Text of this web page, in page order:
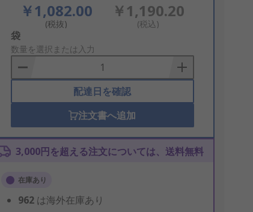
￥1,082.00
(税抜)
￥1,190.20
(税込)
Add
to
Basket
袋
数量を選択または入力
配達日を確認
注文書へ追加
3,000円を超える注文については、送料無料
在庫あり
962 は海外在庫あり